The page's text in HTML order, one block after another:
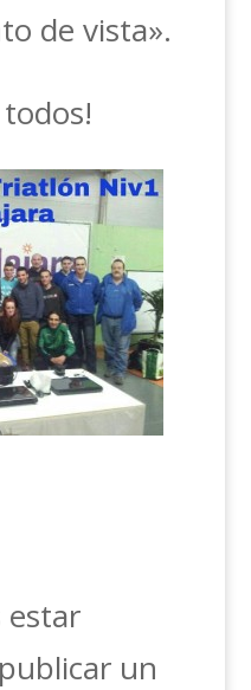
de vista».
estar
un